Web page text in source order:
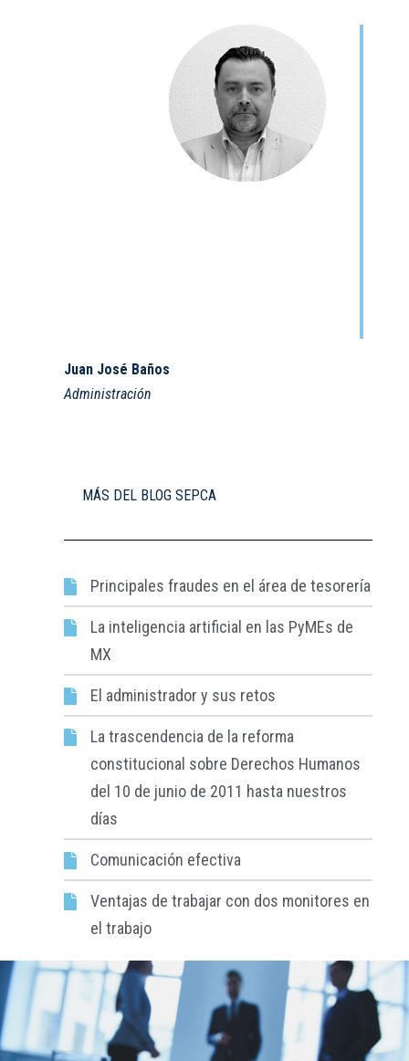
Juan José Baños
Administración
MÁS DEL BLOG SEPCA
Principales fraudes en el área de tesorería​
La inteligencia artificial en las PyMEs de
MX
El administrador y sus retos
La trascendencia de la reforma
constitucional sobre Derechos Humanos
del 10 de junio de 2011 hasta nuestros
días
Comunicación efectiva
Ventajas de trabajar con dos monitores en
el trabajo